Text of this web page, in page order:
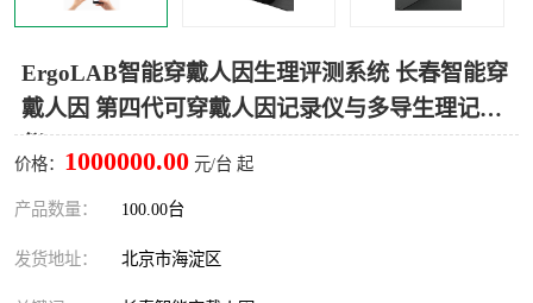
ErgoLAB智能穿戴人因生理评测系统 长春智能穿
戴人因 第四代可穿戴人因记录仪与多导生理记录
价格： 1000000.00 元/台 起
产品数量： 100.00台
发货地址： 北京市海淀区